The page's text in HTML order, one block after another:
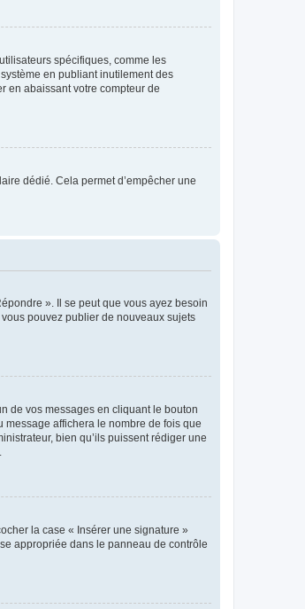
spécifiques, comme les
en publiant inutilement des
en abaissant votre compteur de
dédié. Cela permet d’empêcher une
». Il se peut que vous ayez besoin
pouvez publier de nouveaux sujets
de vos messages en cliquant le bouton
affichera le nombre de fois que
bien qu’ils puissent rédiger une
la case « Insérer une signature »
appropriée dans le panneau de contrôle